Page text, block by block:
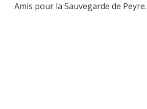
Amis pour la Sauvegarde de Peyre.